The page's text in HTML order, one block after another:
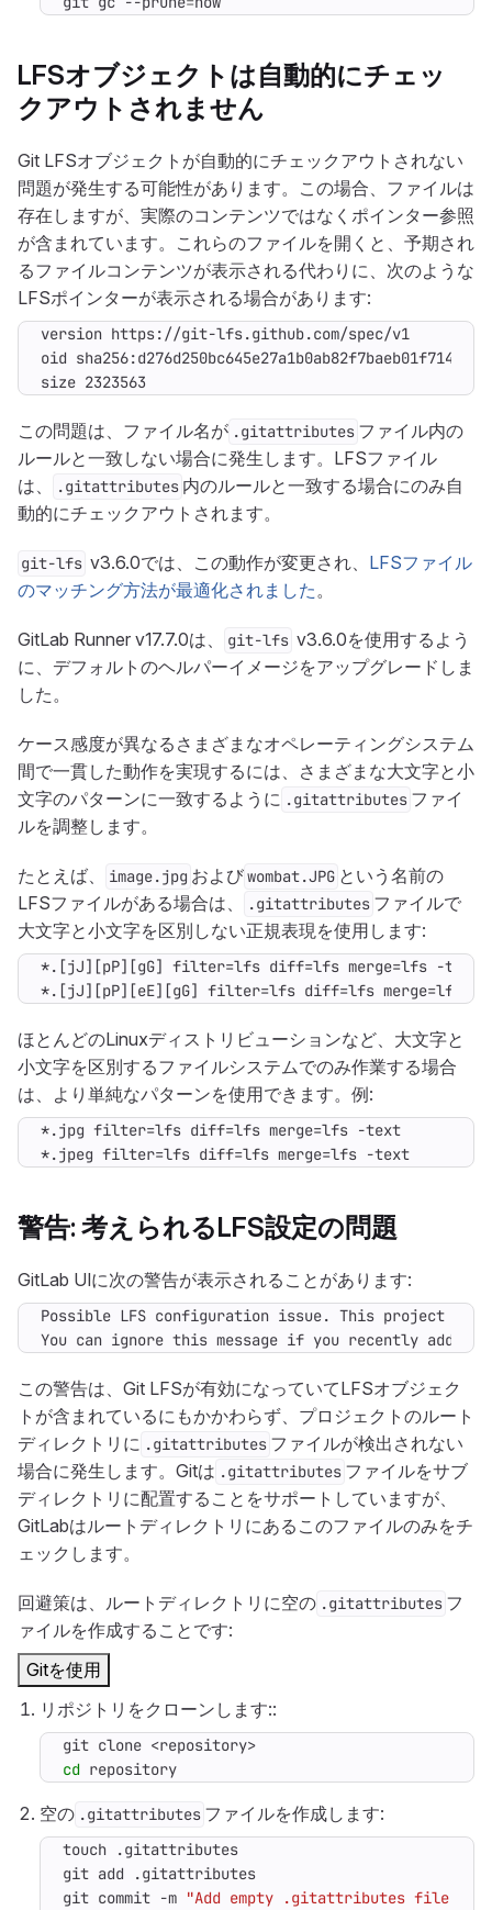
LFSオブジェクトは自動的にチェッ
クアウトされません
Git LFSオブジェクトが自動的にチェックアウトされない
問題が発生する可能性があります。この場合、ファイルは
存在しますが、実際のコンテンツではなくポインター参照
が含まれています。これらのファイルを開くと、予期され
るファイルコンテンツが表示される代わりに、次のような
LFSポインターが表示される場合があります:
size 2323563
この問題は、ファイル名が .gitattributes ファイル内の
ルールと一致しない場合に発生します。LFSファイル
は、
.gitattributes 内のルールと一致する場合にのみ自
動的にチェックアウトされます。
git-lfs v3.6.0では、この動作が変更され、 LFSファイル
のマッチング方法が最適化されました。
GitLab Runner v17.7.0は、 git-lfs v3.6.0を使用するよう
に、デフォルトのヘルパーイメージをアップグレードしま
した。
ケース感度が異なるさまざまなオペレーティングシステム
間で一貫した動作を実現するには、さまざまな大文字と小
文字のパターンに一致するように .gitattributes ファイ
ルを調整します。
たとえば、 image.jpg およびwombat.JPG という名前の
LFSファイルがある場合は、
.gitattributes ファイルで
大文字と小文字を区別しない正規表現を使用します:
*.[jJ][pP][eE][gG] filter=lfs diff=lfs merge=lfs -
ほとんどのLinuxディストリビューションなど、大文字と
小文字を区別するファイルシステムでのみ作業する場合
は、より単純なパターンを使用できます。例:
*.jpeg filter=lfs diff=lfs merge=lfs -text
警告: 考えられるLFS設定の問題
GitLab UIに次の警告が表示されることがあります:
You can ignore this message if you recently
この警告は、Git LFSが有効になっていてLFSオブジェク
トが含まれているにもかかわらず、プロジェクトのルート
ディレクトリに .gitattributes ファイルが検出されない
場合に発生します。Gitは .gitattributes ファイルをサブ
ディレクトリに配置することをサポートしていますが、
GitLabはルートディレクトリにあるこのファイルのみをチ
ェックします。
回避策は、ルートディレクトリに空の .gitattributes フ
ァイルを作成することです:
Gitを使用
リポジトリをクローンします::
cd repository
空の .gitattributes ファイルを作成します:
git commit -m "Add empty .gitattributes file to